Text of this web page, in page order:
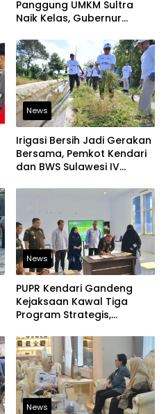
Panggung UMKM Sultra
Naik Kelas, Gubernur
Tembus Pasar Ekspor
News
Irigasi Bersih Jadi Gerakan
Bersama, Pemkot Kendari
dan BWS Sulawesi IV
Pangan
News
PUPR Kendari Gandeng
Kejaksaan Kawal Tiga
Program Strategis,
Bangun Infrastruktur
Berintegritas
News